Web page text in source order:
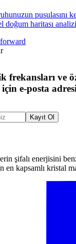
pusulasını
doğum haritası
frekansları ve
e-posta
Kayıt Ol
şifalı enerjisini
kapsamlı kristal